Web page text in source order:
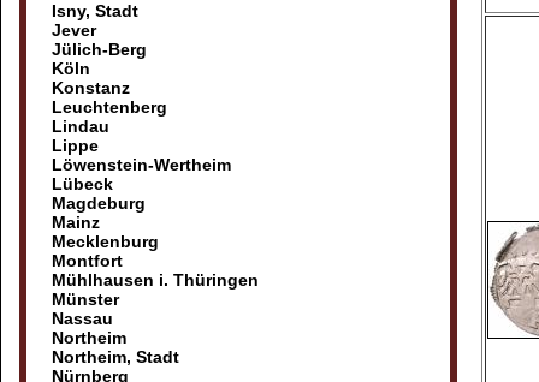
Isny, Stadt
Jever
Jülich-Berg
Köln
Konstanz
Leuchtenberg
Lindau
Lippe
Löwenstein-Wertheim
Lübeck
Magdeburg
Mainz
Mecklenburg
Montfort
Mühlhausen i. Thüringen
Münster
Nassau
Northeim
Northeim, Stadt
Nürnberg